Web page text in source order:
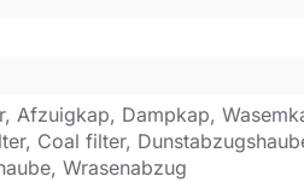
Afzuigkap, Dampkap,
Coal filter,
Wrasenabzug